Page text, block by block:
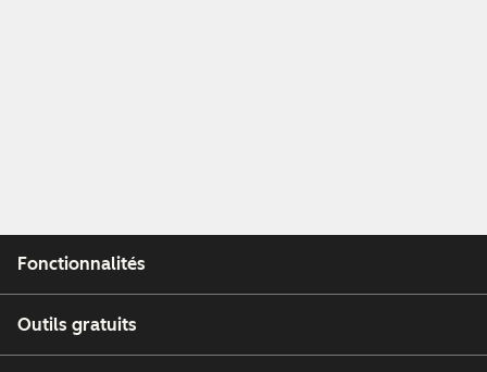
Fonctionnalités
Outils gratuits